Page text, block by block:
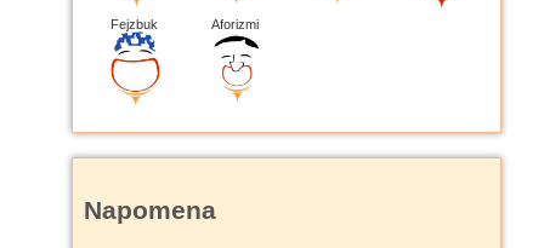
Fejzbuk Aforizmi
Napomena